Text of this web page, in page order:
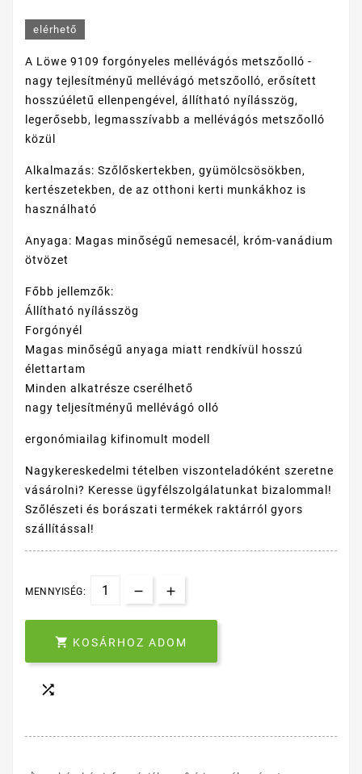
elérhető
A Löwe 9109 forgónyeles mellévágós metszőolló -
nagy tejlesítményű mellévágó metszőolló, erősített
hosszúéletű ellenpengével, állítható nyílásszög,
legerősebb, legmasszívabb a mellévágós metszőolló
közül
Alkalmazás: Szőlőskertekben, gyümölcsösökben,
kertészetekben, de az otthoni kerti munkákhoz is
használható
Anyaga: Magas minőségű nemesacél, króm-vanádium
ötvözet
Főbb jellemzők:
Állítható nyílásszög
Forgónyél
Magas minőségű anyaga miatt rendkívül hosszú
élettartam
Minden alkatrésze cserélhető
nagy teljesítményű mellévágó olló
ergonómiailag kifinomult modell
Nagykereskedelmi tételben viszonteladóként szeretne
vásárolni? Keresse ügyfélszolgálatunkat bizalommal!
Szőlészeti és borászati termékek raktárról gyors
szállítással!
MENNYISÉG:
 KOSÁRHOZ ADOM
